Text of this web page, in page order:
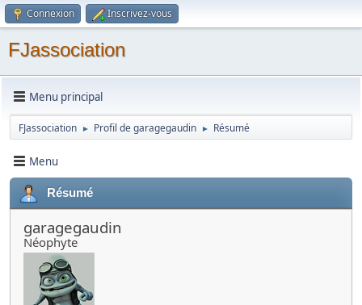
Connexion Inscrivez-vous
FJassociation
Menu principal
FJassociation ► Profil de garagegaudin ► Résumé
Menu
Résumé
garagegaudin
Néophyte